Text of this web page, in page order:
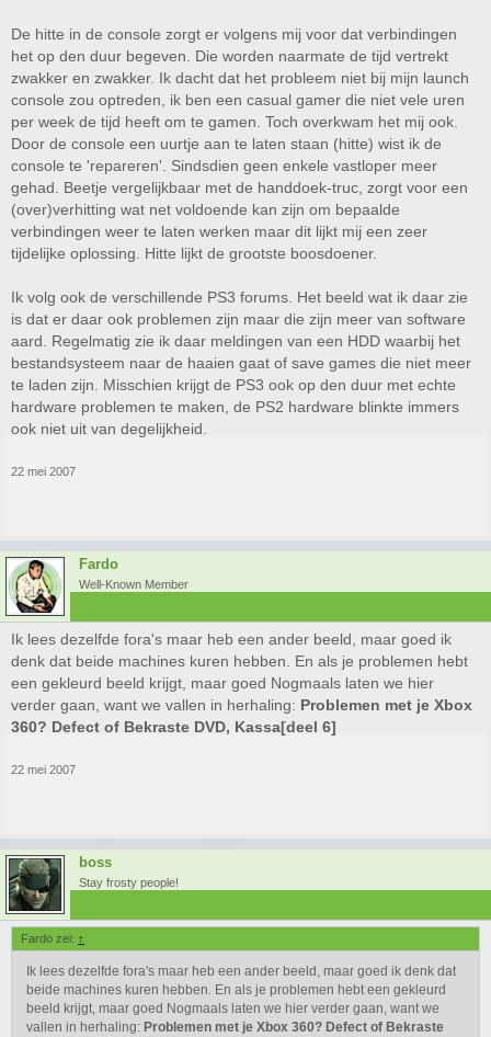
De hitte in de console zorgt er volgens mij voor dat verbindingen
het op den duur begeven. Die worden naarmate de tijd vertrekt
zwakker en zwakker. Ik dacht dat het probleem niet bij mijn launch
console zou optreden, ik ben een casual gamer die niet vele uren
per week de tijd heeft om te gamen. Toch overkwam het mij ook.
Door de console een uurtje aan te laten staan (hitte) wist ik de
console te 'repareren'. Sindsdien geen enkele vastloper meer
gehad. Beetje vergelijkbaar met de handdoek-truc, zorgt voor een
(over)verhitting wat net voldoende kan zijn om bepaalde
verbindingen weer te laten werken maar dit lijkt mij een zeer
tijdelijke oplossing. Hitte lijkt de grootste boosdoener.
Ik volg ook de verschillende PS3 forums. Het beeld wat ik daar zie
is dat er daar ook problemen zijn maar die zijn meer van software
aard. Regelmatig zie ik daar meldingen van een HDD waarbij het
bestandsysteem naar de haaien gaat of save games die niet meer
te laden zijn. Misschien krijgt de PS3 ook op den duur met echte
hardware problemen te maken, de PS2 hardware blinkte immers
ook niet uit van degelijkheid.
22 mei 2007
Fardo
Well-Known Member
Ik lees dezelfde fora's maar heb een ander beeld, maar goed ik
denk dat beide machines kuren hebben. En als je problemen hebt
een gekleurd beeld krijgt, maar goed Nogmaals laten we hier
verder gaan, want we vallen in herhaling: Problemen met je Xbox
360? Defect of Bekraste DVD, Kassa[deel 6]
22 mei 2007
boss
Stay frosty people!
Fardo zei: ↑
Ik lees dezelfde fora's maar heb een ander beeld, maar goed ik denk dat
beide machines kuren hebben. En als je problemen hebt een gekleurd
beeld krijgt, maar goed Nogmaals laten we hier verder gaan, want we
vallen in herhaling: Problemen met je Xbox 360? Defect of Bekraste